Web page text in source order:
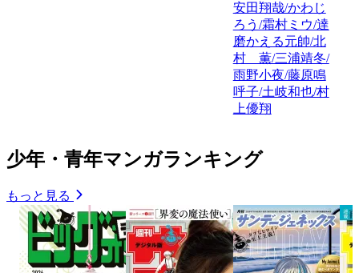
安田翔哉/かわじ
ろう/霜村ミウ/達
磨かえる元帥/北
村 薫/三浦靖冬/
雨野小夜/藤原鳴
呼子/土岐和也/村
上優翔
少年・青年マンガランキング
もっと見る